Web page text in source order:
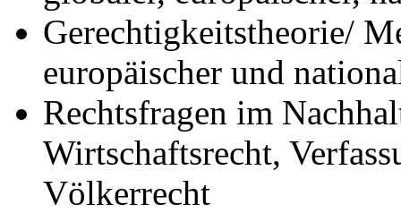
Gerechtigkeitstheorie/
europäischer und
Rechtsfragen im
Wirtschaftsrecht,
Völkerrecht